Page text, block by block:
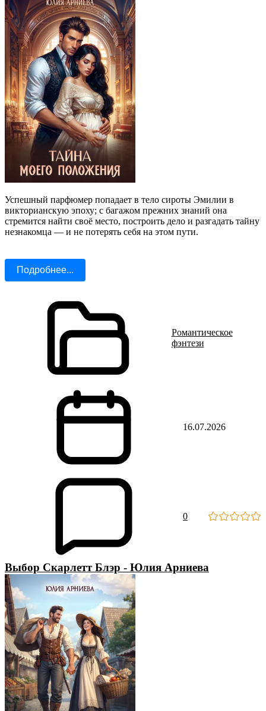
Успешный парфюмер попадает в тело сироты Эмилии в
викторианскую эпоху; с багажом прежних знаний она
стремится найти своё место, построить дело и разгадать тайну
незнакомца — и не потерять себя на этом пути.
Подробнее...
Романтическое
фэнтези
16.07.2026
0
Выбор Скарлетт Блэр - Юлия Арниева